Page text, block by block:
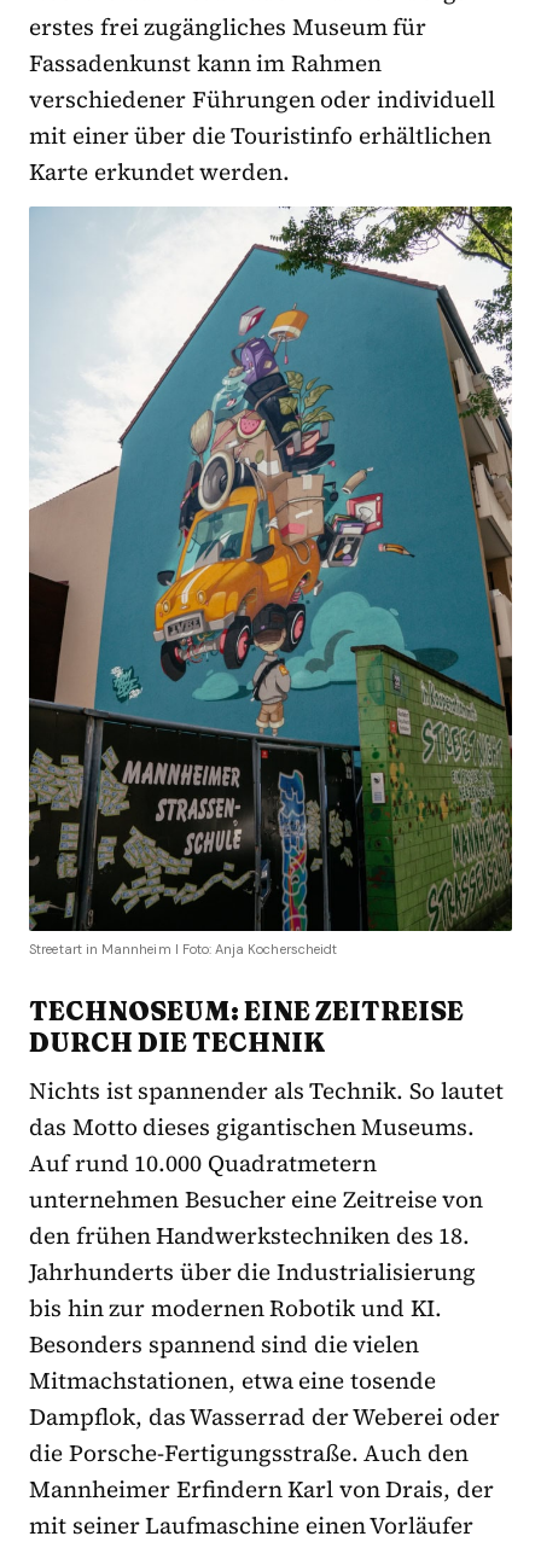
erstes frei zugängliches Museum für
Fassadenkunst kann im Rahmen
verschiedener Führungen oder individuell
mit einer über die Touristinfo erhältlichen
Karte erkundet werden.
Streetart in Mannheim I Foto: Anja Kocherscheidt
TECHNOSEUM: EINE ZEITREISE
DURCH DIE TECHNIK
Nichts ist spannender als Technik. So lautet
das Motto dieses gigantischen Museums.
Auf rund 10.000 Quadratmetern
unternehmen Besucher eine Zeitreise von
den frühen Handwerkstechniken des 18.
Jahrhunderts über die Industrialisierung
bis hin zur modernen Robotik und KI.
Besonders spannend sind die vielen
Mitmachstationen, etwa eine tosende
Dampflok, das Wasserrad der Weberei oder
die Porsche-Fertigungsstraße. Auch den
Mannheimer Erfindern Karl von Drais, der
mit seiner Laufmaschine einen Vorläufer